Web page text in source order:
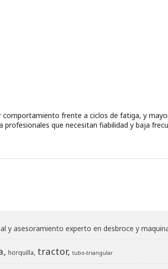
frente a ciclos de fatiga, y
que necesitan fiabilidad y baja
y asesoramiento experto en desbroce y
horquilla tractor tubo-triangular